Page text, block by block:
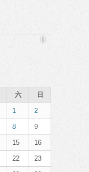
六 日
1 2
8 9
15 16
22 23